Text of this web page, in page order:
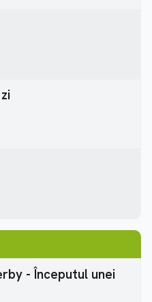
- Începutul unei